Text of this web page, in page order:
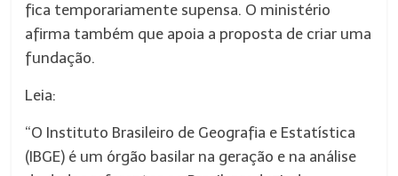
fica temporariamente supensa. O ministério
afirma também que apoia a proposta de criar uma
fundação.
Leia:
“O Instituto Brasileiro de Geografia e Estatística
(IBGE) é um órgão basilar na geração e na análise